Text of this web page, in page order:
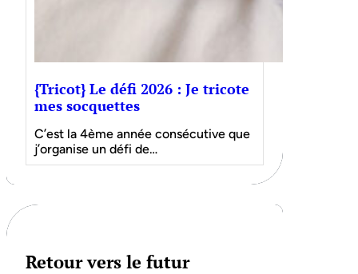
{Tricot} Le défi 2026 : Je tricote
mes socquettes
C’est la 4ème année consécutive que
j’organise un défi de…
Retour vers le futur